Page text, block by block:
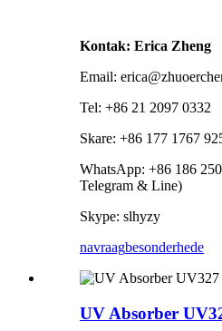
Kontak: Erica Zheng
Email:
Tel: +86 21 2097 0332
Skare: +86 177 1767
WhatsApp: +86 186
Telegram & Line)
Skype: slhyzy
navraagbesonderhede
UV Absorber